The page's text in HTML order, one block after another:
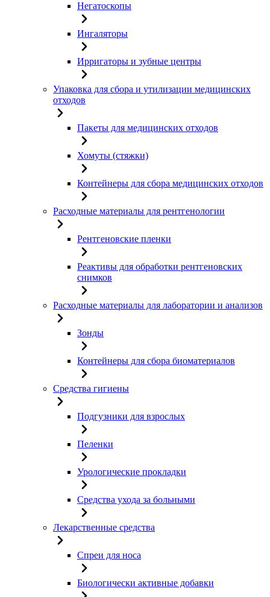
Негатоскопы
Ингаляторы
Ирригаторы и зубные центры
Упаковка для сбора и утилизации медицинских
отходов
Пакеты для медицинских отходов
Хомуты (стяжки)
Контейнеры для сбора медицинских отходов
Расходные материалы для рентгенологии
Рентгеновские пленки
Реактивы для обработки рентгеновских
снимков
Расходные материалы для лаборатории и анализов
Зонды
Контейнеры для сбора биоматериалов
Средства гигиены
Подгузники для взрослых
Пеленки
Урологические прокладки
Средства ухода за больными
Лекарственные средства
Спреи для носа
Биологически активные добавки